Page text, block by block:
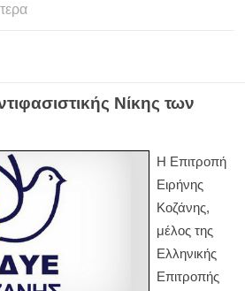
Νίκης των
Η Επιτροπή
Ειρήνης
Κοζάνης,
μέλος της
Ελληνικής
Επιτροπής